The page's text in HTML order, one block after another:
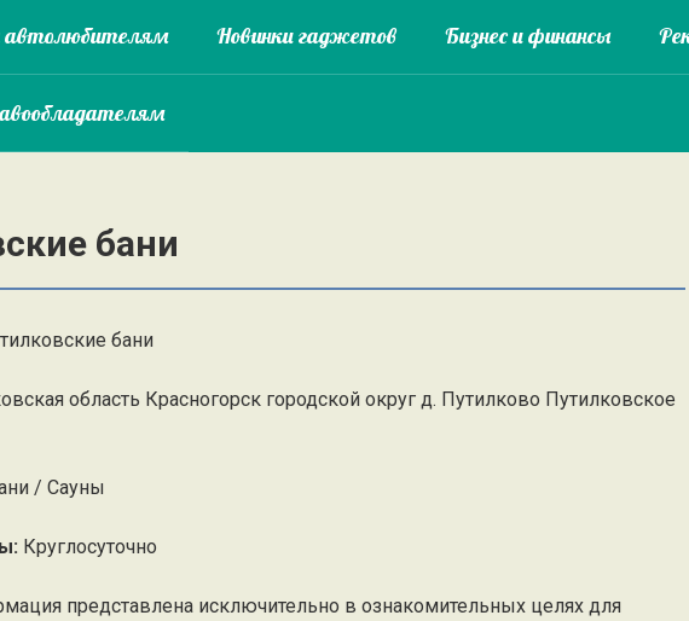
автолюбителям Новинки гаджетов Бизнес и финансы
бани
бани
область Красногорск городской округ д. Путилково Путилковское
/ Сауны
Круглосуточно
представлена исключительно в ознакомительных целях для